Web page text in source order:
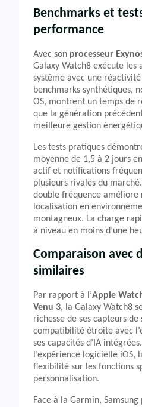
Benchmarks et
performance
Avec son processeur
Galaxy Watch8 exécute les
système avec une
benchmarks synthétiques,
OS, montrent un temps de
que la génération
meilleure gestion
Les tests pratiques
moyenne de 1,5 à 2 jours
actif et notifications
plusieurs rivales du
double fréquence améliore
localisation en
montagneux. La charge
à niveau en moins d’une
Comparaison avec
similaires
Par rapport à l’Apple
Venu 3, la Galaxy Watch8
richesse de ses capteurs de
compatibilité étroite avec
ses capacités d’IA
l’expérience logicielle iOS,
flexibilité sur les fonctions
personnalisation.
Face à la Garmin,